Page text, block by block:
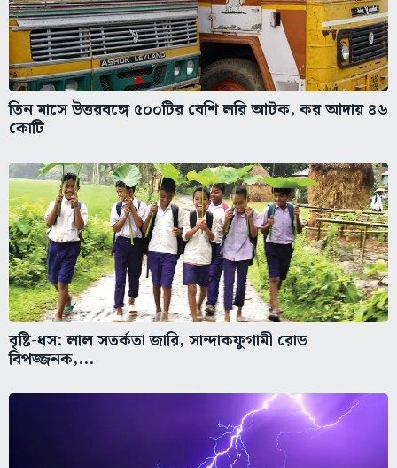
তিন মাসে উত্তরবঙ্গে ৫০০টির বেশি লরি আটক, কর আদায় ৪৬
কোটি
বৃষ্টি-ধস: লাল সতর্কতা জারি, সান্দাকফুগামী রোড
বিপজ্জনক,...